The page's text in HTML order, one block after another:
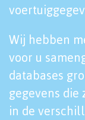
Wij hebben
voor u
databases
gegevens die
in de